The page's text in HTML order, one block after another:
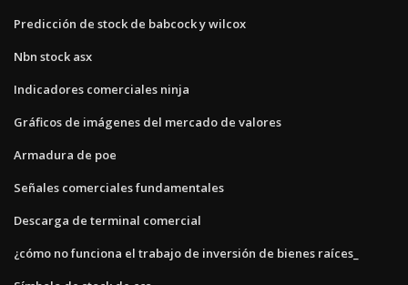
Predicción de stock de babcock y wilcox
Nbn stock asx
Indicadores comerciales ninja
Gráficos de imágenes del mercado de valores
Armadura de poe
Señales comerciales fundamentales
Descarga de terminal comercial
¿cómo no funciona el trabajo de inversión de bienes raíces_